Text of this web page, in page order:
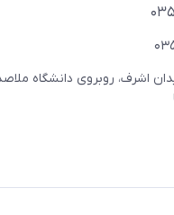
اشرف، روبروی دانشگاه